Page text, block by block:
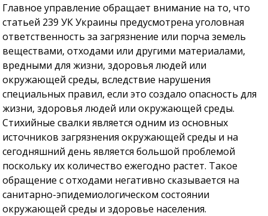
Главное управление обращает внимание на то, что
статьей 239 УК Украины предусмотрена уголовная
ответственность за загрязнение или порча земель
веществами, отходами или другими материалами,
вредными для жизни, здоровья людей или
окружающей среды, вследствие нарушения
специальных правил, если это создало опасность для
жизни, здоровья людей или окружающей среды.
Стихийные свалки является одним из основных
источников загрязнения окружающей среды и на
сегодняшний день является большой проблемой
поскольку их количество ежегодно растет. Такое
обращение с отходами негативно сказывается на
санитарно-эпидемиологическом состоянии
окружающей среды и здоровье населения.